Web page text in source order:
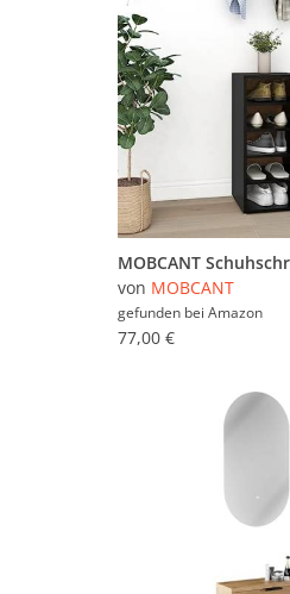
JOOKGBDoder Karlhome
.
Ruhe um und vergleichen
suchen, können Sie die
Hilfe der Filter weiter
nach bestimmten Marken,
reduzierten Angeboten
fündig werden, können Sie
Gesamtsortiment
umsehen. Viel Spaß beim
Vergleichen!
von MOBCANT
gefunden bei Amazon
77,00 €